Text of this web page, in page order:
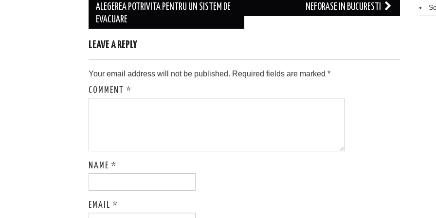
navigation
ALEGEREA POTRIVITA PENTRU UN SISTEM DE
EVACUARE
NEFORASE IN BUCURESTI
LEAVE A REPLY
Your email address will not be published. Required fields are marked *
COMMENT *
NAME *
EMAIL *